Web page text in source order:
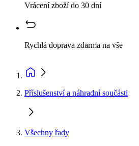
Vrácení zboží do 30 dní
Rychlá doprava zdarma na vše
Příslušenství a náhradní součásti
Všechny řady